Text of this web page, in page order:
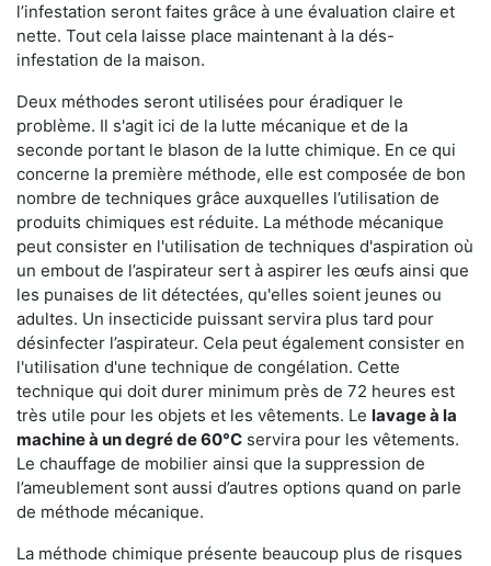
l’infestation seront faites grâce à une évaluation claire et
nette. Tout cela laisse place maintenant à la dés-
infestation de la maison.
Deux méthodes seront utilisées pour éradiquer le
problème. Il s'agit ici de la lutte mécanique et de la
seconde portant le blason de la lutte chimique. En ce qui
concerne la première méthode, elle est composée de bon
nombre de techniques grâce auxquelles l’utilisation de
produits chimiques est réduite. La méthode mécanique
peut consister en l'utilisation de techniques d'aspiration où
un embout de l’aspirateur sert à aspirer les œufs ainsi que
les punaises de lit détectées, qu'elles soient jeunes ou
adultes. Un insecticide puissant servira plus tard pour
désinfecter l’aspirateur. Cela peut également consister en
l'utilisation d'une technique de congélation. Cette
technique qui doit durer minimum près de 72 heures est
très utile pour les objets et les vêtements. Le lavage à la
machine à un degré de 60°C servira pour les vêtements.
Le chauffage de mobilier ainsi que la suppression de
l’ameublement sont aussi d’autres options quand on parle
de méthode mécanique.
La méthode chimique présente beaucoup plus de risques